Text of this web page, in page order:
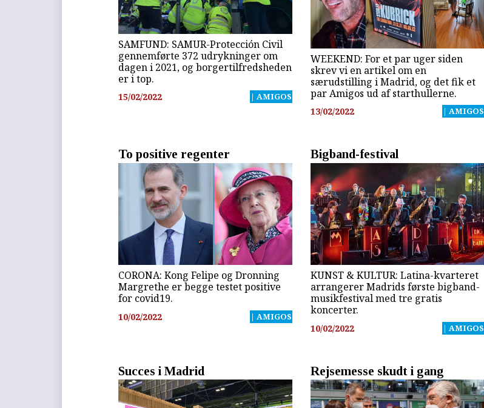
SAMFUND: SAMUR-Protección Civil
gennemførte 372 udrykninger om
dagen i 2021, og borgertilfredsheden
er i top.
15/02/2022 | AMIGOS
WEEKEND: For et par uger siden
skrev vi en artikel om en
særudstilling i Madrid, og det fik et
par Amigos ud af starthullerne.
13/02/2022 | AMIGOS
To positive regenter
CORONA: Kong Felipe og Dronning
Margrethe er begge testet positive
for covid19.
10/02/2022 | AMIGOS
Bigband-festival
KUNST & KULTUR: Latina-kvarteret
arrangerer Madrids første bigband-
musikfestival med tre gratis
koncerter.
10/02/2022 | AMIGOS
Succes i Madrid Rejsemesse skudt i gang